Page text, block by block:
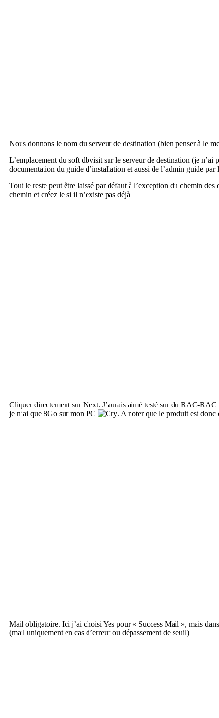
Nous donnons le nom du serveur de destination (bien penser à le
L’emplacement du soft dbvisit sur le serveur de destination (je
documentation du guide d’installation et aussi de l’admin guide par
Tout le reste peut être laissé par défaut à l’exception du chemin
chemin et créez le si il n’existe pas déjà.
Cliquer directement sur Next. J’aurais aimé testé sur du RAC-
je n’ai que 8Go sur mon PC
. A noter que le produit est
Mail obligatoire. Ici j’ai choisi Yes pour « Success Mail », mais
(mail uniquement en cas d’erreur ou dépassement de seuil)